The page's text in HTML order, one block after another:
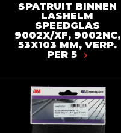
SPATRUIT BINNEN
LASHELM
SPEEDGLAS
9002X/XF, 9002NC,
53X103 MM, VERP.
PER 5